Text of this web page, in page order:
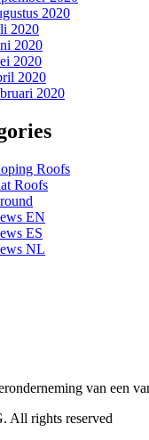
2020
2020
2020
2020
2020
2020
Roofs
Roofs
EN
ES
NL
van een
All rights reserved